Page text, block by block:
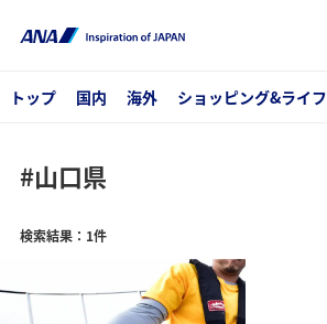
トップ 国内 海外 ショッピング&ライフ
#山口県
検索結果：1件